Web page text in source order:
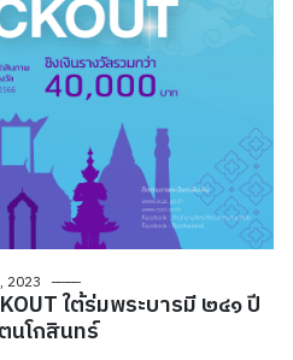
2023
ใต้ร่มพระบารมี ๒๔๑ ปี
นโกสินทร์